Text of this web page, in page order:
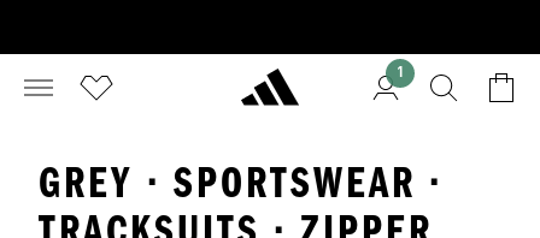
1
GREY · SPORTSWEAR ·